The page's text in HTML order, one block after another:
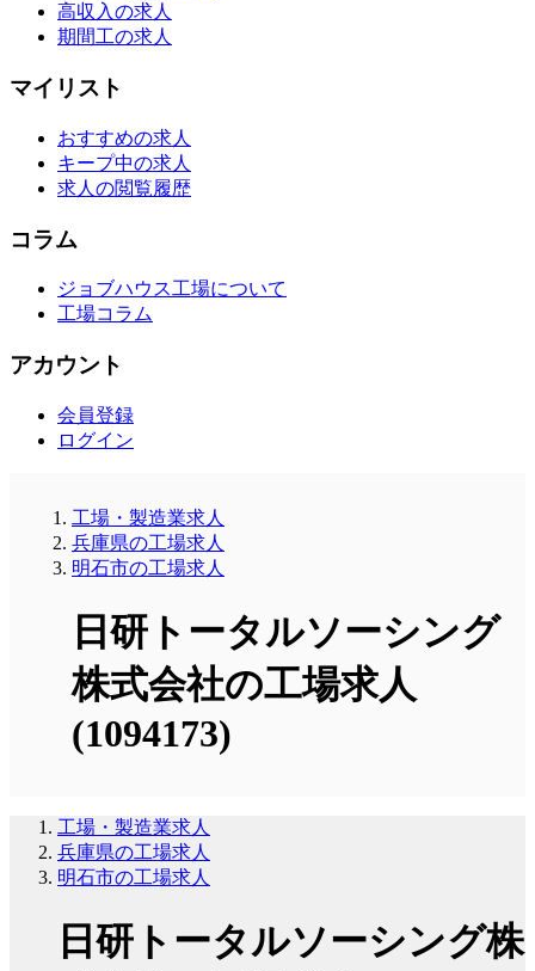
高収入の求人
期間工の求人
マイリスト
おすすめの求人
キープ中の求人
求人の閲覧履歴
コラム
ジョブハウス工場について
工場コラム
アカウント
会員登録
ログイン
工場・製造業求人
兵庫県の工場求人
明石市の工場求人
日研トータルソーシング
株式会社の工場求人
(1094173)
工場・製造業求人
兵庫県の工場求人
明石市の工場求人
日研トータルソーシング株